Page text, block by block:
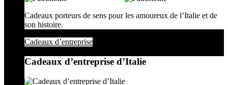
Cadeaux porteurs de sens pour les amoureux de l’Italie et de
son histoire.
Cadeaux d’entreprise
Cadeaux d’entreprise d’Italie